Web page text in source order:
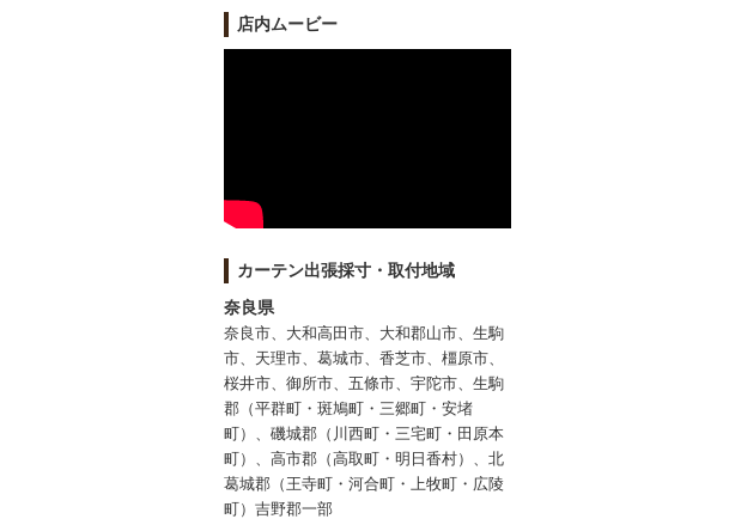
店内ムービー
カーテン出張採寸・取付地域
奈良県
奈良市、大和高田市、大和郡山市、生駒
市、天理市、葛城市、香芝市、橿原市、
桜井市、御所市、五條市、宇陀市、生駒
郡（平群町・斑鳩町・三郷町・安堵
町）、磯城郡（川西町・三宅町・田原本
町）、高市郡（高取町・明日香村）、北
葛城郡（王寺町・河合町・上牧町・広陵
町）吉野郡一部